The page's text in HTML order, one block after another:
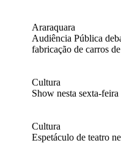
Araraquara
Audiência Pública
fabricação de carros
Cultura
Show nesta sexta-
Cultura
Espetáculo de teatro